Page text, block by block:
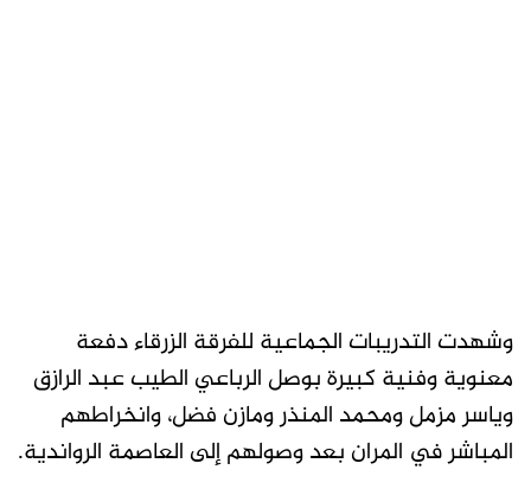
وشهدت التدريبات الجماعية للفرقة الزرقاء دفعة
معنوية وفنية كبيرة بوصل الرباعي الطيب عبد الرازق
وياسر مزمل ومحمد المنذر ومازن فضل، وانخراطهم
المباشر في المران بعد وصولهم إلى العاصمة الرواندية.